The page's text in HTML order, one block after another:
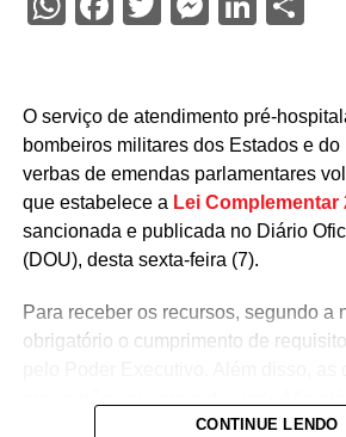
O serviço de atendimento pré-
bombeiros militares dos Estados e
verbas de emendas parlamentares
que estabelece a Lei Complementar
sancionada e publicada no Diário
(DOU), desta sexta-feira (7).
Para receber os recursos, segundo a
obrigatório o cumprimento de
CONTINUE LENDO